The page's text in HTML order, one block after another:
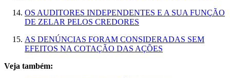
OS AUDITORES INDEPENDENTES E A SUA FUNÇÃO
DE ZELAR PELOS CREDORES
AS DENÚNCIAS FORAM CONSIDERADAS SEM
EFEITOS NA COTAÇÃO DAS AÇÕES
Veja também: